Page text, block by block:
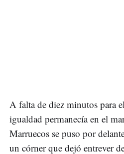
A falta de diez minutos para
igualdad permanecía en el
Marruecos se puso por
un córner que dejó entrever